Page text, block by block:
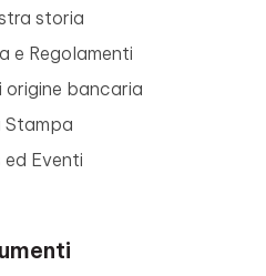
storia
e Regolamenti
origine bancaria
Stampa
ed Eventi